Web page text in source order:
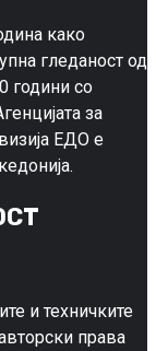
како
гледаност од
години со
за
ЕДО е
и техничките
права